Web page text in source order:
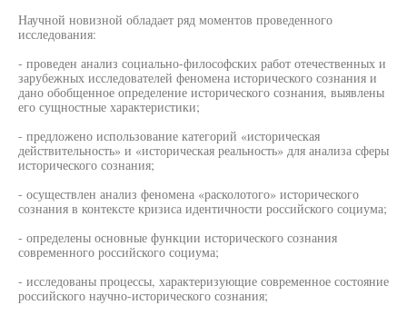
Научной новизной обладает ряд моментов проведенного
исследования:
- проведен анализ социально-философских работ отечественных и
зарубежных исследователей феномена исторического сознания и
дано обобщенное определение исторического сознания, выявлены
его сущностные характеристики;
- предложено использование категорий «историческая
действительность» и «историческая реальность» для анализа сферы
исторического сознания;
- осуществлен анализ феномена «расколотого» исторического
сознания в контексте кризиса идентичности российского социума;
- определены основные функции исторического сознания
современного российского социума;
- исследованы процессы, характеризующие современное состояние
российского научно-исторического сознания;